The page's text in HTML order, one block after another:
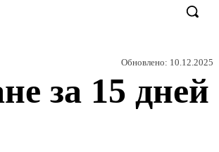
Обновлено: 10.12.2025
за 15 дней